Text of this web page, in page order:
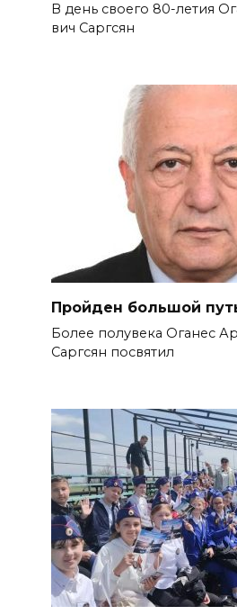
В день своего 80-летия
вич Саргсян
Пройден большой
Более полувека Оганес
Саргсян посвятил